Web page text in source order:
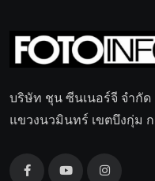
บริษัท ชุน ซีนเนอร์จี จำกัด
แขวงนวมินทร์ เขตบึงกุ่ม